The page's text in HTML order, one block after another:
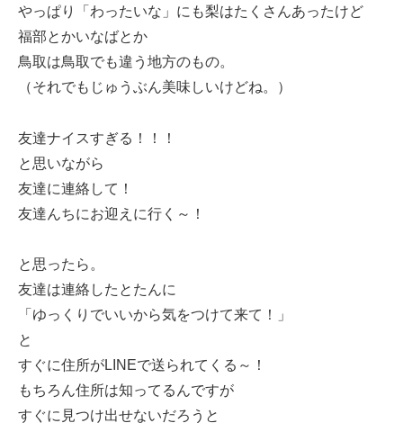
やっぱり「わったいな」にも梨はたくさんあったけど
福部とかいなばとか
鳥取は鳥取でも違う地方のもの。
（それでもじゅうぶん美味しいけどね。）
友達ナイスすぎる！！！
と思いながら
友達に連絡して！
友達んちにお迎えに行く～！
と思ったら。
友達は連絡したとたんに
「ゆっくりでいいから気をつけて来て！」
と
すぐに住所がLINEで送られてくる～！
もちろん住所は知ってるんですが
すぐに見つけ出せないだろうと